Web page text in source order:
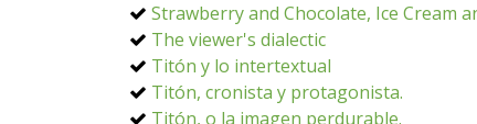
Strawberry and Chocolate, Ice Cream
The viewer's dialectic
Titón y lo intertextual
Titón, cronista y protagonista.
Titón, o la imagen perdurable.